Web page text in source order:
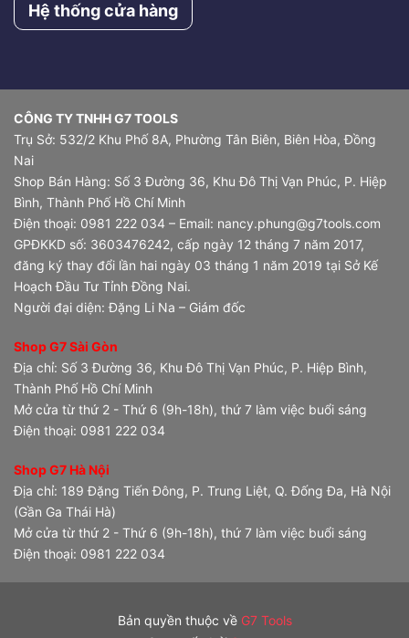
Hệ thống cửa hàng
CÔNG TY TNHH G7 TOOLS
Trụ Sở: 532/2 Khu Phố 8A, Phường Tân Biên, Biên Hòa, Đồng
Nai
Shop Bán Hàng: Số 3 Đường 36, Khu Đô Thị Vạn Phúc, P. Hiệp
Bình, Thành Phố Hồ Chí Minh
Điện thoại: 0981 222 034 – Email: nancy.phung@g7tools.com
GPĐKKD số: 3603476242, cấp ngày 12 tháng 7 năm 2017,
đăng ký thay đổi lần hai ngày 03 tháng 1 năm 2019 tại Sở Kế
Hoạch Đầu Tư Tỉnh Đồng Nai.
Người đại diện: Đặng Li Na – Giám đốc
Shop G7 Sài Gòn
Địa chỉ: Số 3 Đường 36, Khu Đô Thị Vạn Phúc, P. Hiệp Bình,
Thành Phố Hồ Chí Minh
Mở cửa từ thứ 2 - Thứ 6 (9h-18h), thứ 7 làm việc buổi sáng
Điện thoại: 0981 222 034
Shop G7 Hà Nội
Địa chỉ: 189 Đặng Tiến Đông, P. Trung Liệt, Q. Đống Đa, Hà Nội
(Gần Ga Thái Hà)
Mở cửa từ thứ 2 - Thứ 6 (9h-18h), thứ 7 làm việc buổi sáng
Điện thoại: 0981 222 034
Bản quyền thuộc về G7 Tools